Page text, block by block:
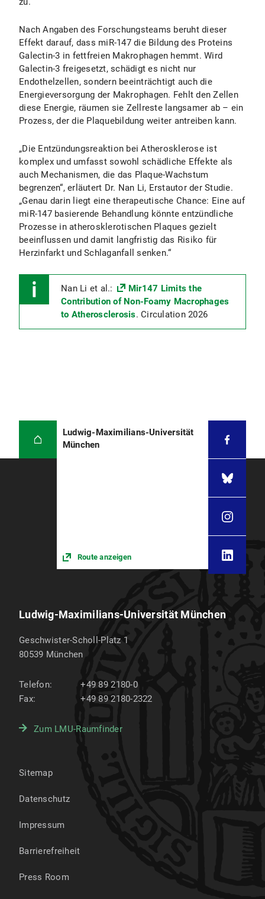
Nach Angaben des Forschungsteams beruht dieser
Effekt darauf, dass miR-147 die Bildung des Proteins
Galectin-3 in fettfreien Makrophagen hemmt. Wird
Galectin-3 freigesetzt, schädigt es nicht nur
Endothelzellen, sondern beeinträchtigt auch die
Energieversorgung der Makrophagen. Fehlt den Zellen
diese Energie, räumen sie Zellreste langsamer ab – ein
Prozess, der die Plaquebildung weiter antreiben kann.
„Die Entzündungsreaktion bei Atherosklerose ist
komplex und umfasst sowohl schädliche Effekte als
auch Mechanismen, die das Plaque-Wachstum
begrenzen“, erläutert Dr. Nan Li, Erstautor der Studie.
„Genau darin liegt eine therapeutische Chance: Eine auf
miR-147 basierende Behandlung könnte entzündliche
Prozesse in atherosklerotischen Plaques gezielt
beeinflussen und damit langfristig das Risiko für
Herzinfarkt und Schlaganfall senken.“
Nan Li et al.:
Mir147 Limits the
Contribution of Non-Foamy Macrophages
to Atherosclerosis. Circulation 2026
Ludwig-Maximilians-Universität
München
Route anzeigen
Ludwig-Maximilians-Universität München
Geschwister-Scholl-Platz 1
80539 München
Telefon:
+49 89 2180-0
Fax:
+49 89 2180-2322
Zum LMU-Raumfinder
Sitemap
Datenschutz
Impressum
Barrierefreiheit
Press Room